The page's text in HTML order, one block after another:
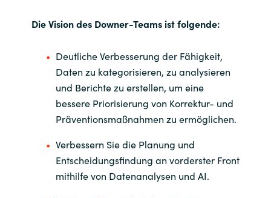
Die Vision des Downer-Teams ist folgende:
Deutliche Verbesserung der Fähigkeit,
Daten zu kategorisieren, zu analysieren
und Berichte zu erstellen, um eine
bessere Priorisierung von Korrektur- und
Präventionsmaßnahmen zu ermöglichen.
Verbessern Sie die Planung und
Entscheidungsfindung an vorderster Front
mithilfe von Datenanalysen und AI.